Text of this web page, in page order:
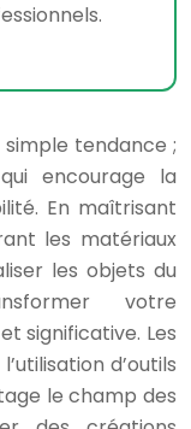
simple tendance ;
encourage la
En maîtrisant
les matériaux
les objets du
votre
significative. Les
d’outils
le champ des